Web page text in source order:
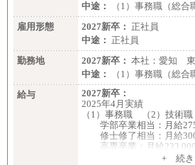
中途：
（1）事務職（総
雇用形態
2027新卒： 正社員
中途： 正社員
勤務地
2027新卒： 本社：愛知
中途：
（1）事務職（総
給与
2027新卒：
2025年4月実績
（1）事務職 （2）技術職
学部卒業相当：月給
修士修了相当：月給
高専卒業：月給
+ 続き